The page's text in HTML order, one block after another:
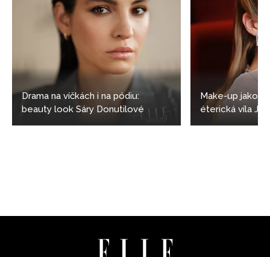
Drama na víčkách i na pódiu:
beauty look Sáry Donutilové
Make-up jako z
éterická víla